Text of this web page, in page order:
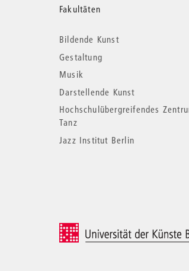
Weitere
Fakultäten
Bildende Kunst
Gestaltung
Musik
Darstellende Kunst
Hochschulübergreifendes
Tanz
Jazz Institut Berlin
© 2026 Universität der Künste Berlin